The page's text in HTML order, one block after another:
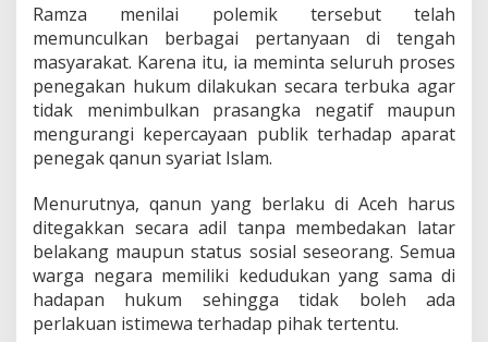
r
a
n
s
p
a
r
a
a
n
T
a
n
p
a
Ramza menilai polemik tersebut telah
memunculkan berbagai pertanyaan di tengah
masyarakat. Karena itu, ia meminta seluruh proses
penegakan hukum dilakukan secara terbuka agar
tidak menimbulkan prasangka negatif maupun
mengurangi kepercayaan publik terhadap aparat
penegak qanun syariat Islam.
Menurutnya, qanun yang berlaku di Aceh harus
ditegakkan secara adil tanpa membedakan latar
belakang maupun status sosial seseorang. Semua
warga negara memiliki kedudukan yang sama di
hadapan hukum sehingga tidak boleh ada
perlakuan istimewa terhadap pihak tertentu.